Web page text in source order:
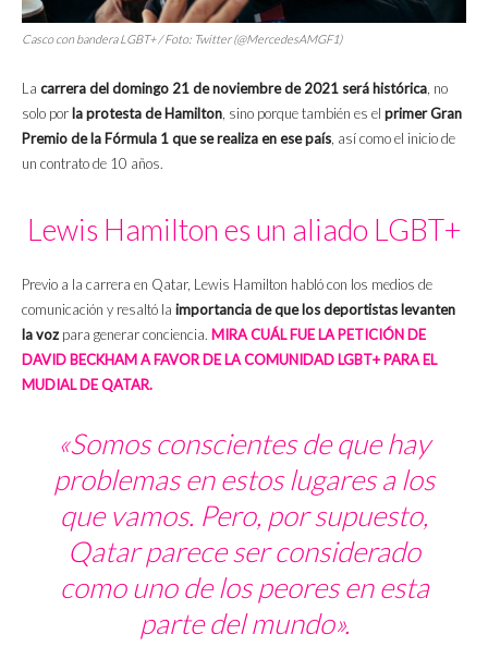
Casco con bandera LGBT+ / Foto: Twitter (@MercedesAMGF1)
La carrera del domingo 21 de noviembre de 2021 será histórica , no
solo por la protesta de Hamilton , sino porque también es el primer Gran
Premio de la Fórmula 1 que se realiza en ese país , así como el inicio de
un contrato de 10 años.
Lewis Hamilton es un aliado LGBT+
Previo a la carrera en Qatar, Lewis Hamilton habló con los medios de
comunicación y resaltó la importancia de que los deportistas levanten
la voz para generar conciencia. MIRA CUÁL FUE LA PETICIÓN DE
DAVID BECKHAM A FAVOR DE LA COMUNIDAD LGBT+ PARA EL
MUDIAL DE QATAR.
«Somos conscientes de que hay
problemas en estos lugares a los
que vamos. Pero, por supuesto,
Qatar parece ser considerado
como uno de los peores en esta
parte del mundo».